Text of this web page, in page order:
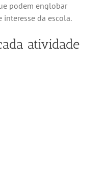
podem englobar
interesse da escola.
atividade